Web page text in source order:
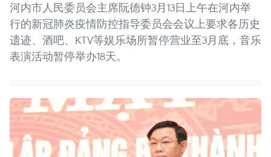
河内市人民委员会主席阮德钟3月13日上午在河内举
行的新冠肺炎疫情防控指导委员会会议上要求各历史
遗迹、酒吧、KTV等娱乐场所暂停营业至3月底，音乐
表演活动暂停举办18天。